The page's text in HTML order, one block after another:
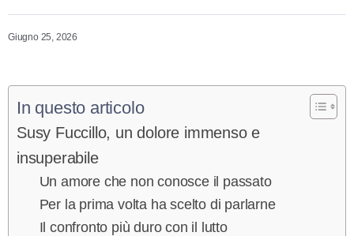
Giugno 25, 2026
In questo articolo
Susy Fuccillo, un dolore immenso e
insuperabile
Un amore che non conosce il passato
Per la prima volta ha scelto di parlarne
Il confronto più duro con il lutto